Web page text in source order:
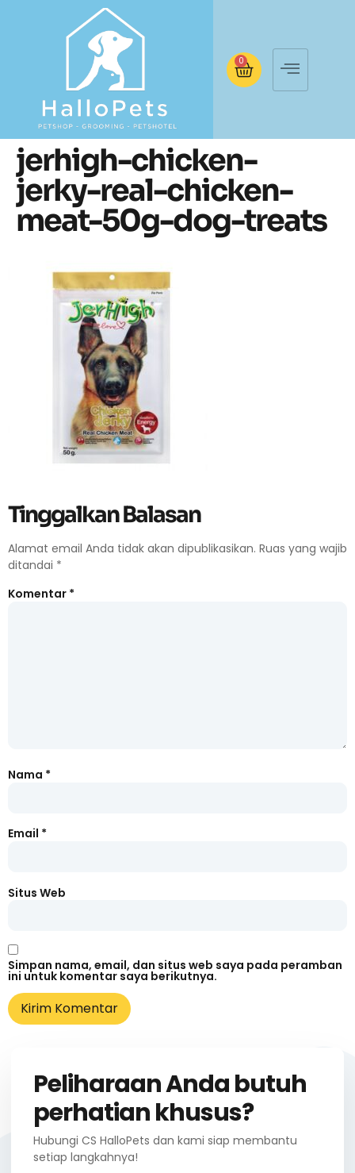
0
jerhigh-chicken-
jerky-real-chicken-
meat-50g-dog-treats
Tinggalkan Balasan
Alamat email Anda tidak akan dipublikasikan. Ruas yang wajib
ditandai *
Komentar *
Nama *
Email *
Situs Web
Simpan nama, email, dan situs web saya pada peramban
ini untuk komentar saya berikutnya.
Peliharaan Anda butuh
perhatian khusus?
Hubungi CS HalloPets dan kami siap membantu
setiap langkahnya!